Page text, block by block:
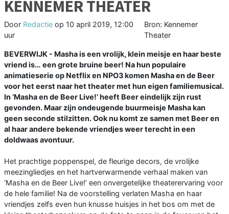
KENNEMER THEATER
Door Redactie op 10 april 2019, 12:00
uur
Bron: Kennemer
Theater
BEVERWIJK - Masha is een vrolijk, klein meisje en haar beste
vriend is… een grote bruine beer! Na hun populaire
animatieserie op Netflix en NPO3 komen Masha en de Beer
voor het eerst naar het theater met hun eigen familiemusical.
In ‘Masha en de Beer Live!’ heeft Beer eindelijk zijn rust
gevonden. Maar zijn ondeugende buurmeisje Masha kan
geen seconde stilzitten. Ook nu komt ze samen met Beer en
al haar andere bekende vriendjes weer terecht in een
doldwaas avontuur.
Het prachtige poppenspel, de fleurige decors, de vrolijke
meezingliedjes en het hartverwarmende verhaal maken van
‘Masha en de Beer Live!’ een onvergetelijke theaterervaring voor
de hele familie! Na de voorstelling verlaten Masha en haar
vriendjes zelfs even hun knusse huisjes in het bos om met de